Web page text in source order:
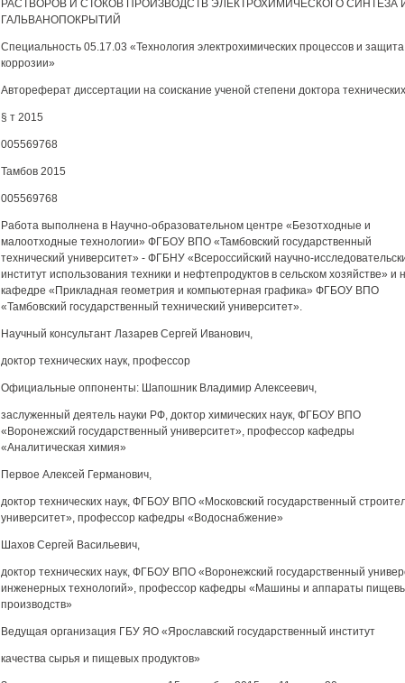
РАСТВОРОВ И СТОКОВ ПРОИЗВОДСТВ ЭЛЕКТРОХИМИЧЕСКОГО СИНТЕЗА
ГАЛЬВАНОПОКРЫТИЙ
Специальность 05.17.03 «Технология электрохимических процессов и
коррозии»
Автореферат диссертации на соискание ученой степени доктора
§ т 2015
005569768
Тамбов 2015
005569768
Работа выполнена в Научно-образовательном центре «Безотходные и
малоотходные технологии» ФГБОУ ВПО «Тамбовский государственный
технический университет» - ФГБНУ «Всероссийский научно-
институт использования техники и нефтепродуктов в сельском хозяйстве» и
кафедре «Прикладная геометрия и компьютерная графика» ФГБОУ ВПО
«Тамбовский государственный технический университет».
Научный консультант Лазарев Сергей Иванович,
доктор технических наук, профессор
Официальные оппоненты: Шапошник Владимир Алексеевич,
заслуженный деятель науки РФ, доктор химических наук, ФГБОУ ВПО
«Воронежский государственный университет», профессор кафедры
«Аналитическая химия»
Первое Алексей Германович,
доктор технических наук, ФГБОУ ВПО «Московский государственный
университет», профессор кафедры «Водоснабжение»
Шахов Сергей Васильевич,
доктор технических наук, ФГБОУ ВПО «Воронежский государственный
инженерных технологий», профессор кафедры «Машины и аппараты
производств»
Ведущая организация ГБУ ЯО «Ярославский государственный институт
качества сырья и пищевых продуктов»